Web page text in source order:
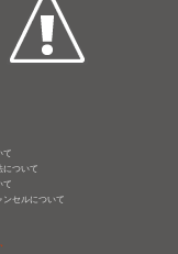
て
について
て
ンセルについて